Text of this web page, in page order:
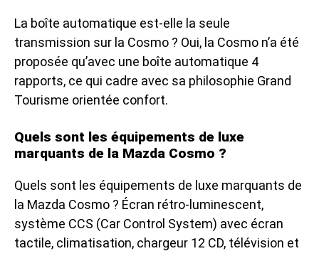
La boîte automatique est-elle la seule
transmission sur la Cosmo ? Oui, la Cosmo n’a été
proposée qu’avec une boîte automatique 4
rapports, ce qui cadre avec sa philosophie Grand
Tourisme orientée confort.
Quels sont les équipements de luxe
marquants de la Mazda Cosmo ?
Quels sont les équipements de luxe marquants de
la Mazda Cosmo ? Écran rétro-luminescent,
système CCS (Car Control System) avec écran
tactile, climatisation, chargeur 12 CD, télévision et